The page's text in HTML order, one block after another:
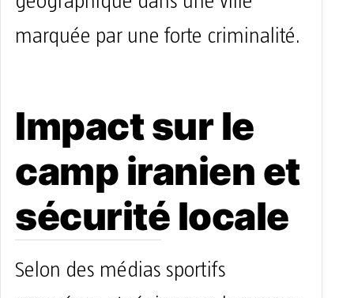
géographique dans une ville
marquée par une forte criminalité.
Impact sur le
camp iranien et
sécurité locale
Selon des médias sportifs